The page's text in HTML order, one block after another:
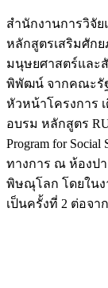
สำนักงานการวิจั
หลักสูตรเสริมศัก
มนุษยศาสตร์และ
พิพัฒน์ จากคณะรั
หัวหน้าโครงการ
อบรม หลักสูตร
Program for Social
ทางการ ณ ห้องปา
พิษณุโลก โดยในง
เป็นครั้งที่ 2 ต่อจา